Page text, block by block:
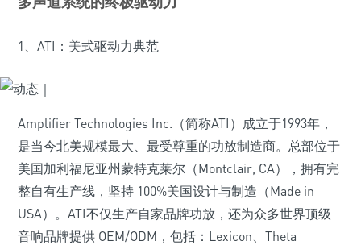
1、ATI：美式驱动力典范
Amplifier Technologies Inc.（简称ATI）成立于1993年，
是当今北美规模最大、最受尊重的功放制造商。总部位于
美国加利福尼亚州蒙特克莱尔（Montclair, CA），拥有完
整自有生产线，坚持 100%美国设计与制造（Made in
USA）。ATI不仅生产自家品牌功放，还为众多世界顶级
音响品牌提供 OEM/ODM，包括：Lexicon、Theta